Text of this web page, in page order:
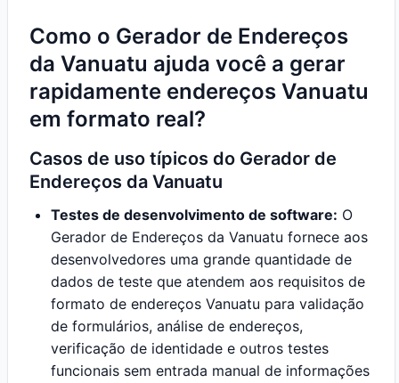
Como o Gerador de Endereços
da Vanuatu ajuda você a gerar
rapidamente endereços Vanuatu
em formato real?
Casos de uso típicos do Gerador de
Endereços da Vanuatu
Testes de desenvolvimento de software: O
Gerador de Endereços da Vanuatu fornece aos
desenvolvedores uma grande quantidade de
dados de teste que atendem aos requisitos de
formato de endereços Vanuatu para validação
de formulários, análise de endereços,
verificação de identidade e outros testes
funcionais sem entrada manual de informações